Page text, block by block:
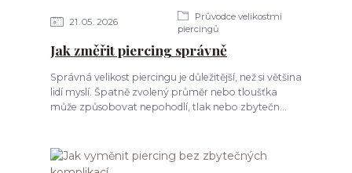
21 05 2026
Průvodce velikostmi
piercingů
Jak změřit piercing správně
Správná velikost piercingu je důležitější, než si většina
lidí myslí. Špatně zvolený průměr nebo tloušťka
může způsobovat nepohodlí, tlak nebo zbytečn...